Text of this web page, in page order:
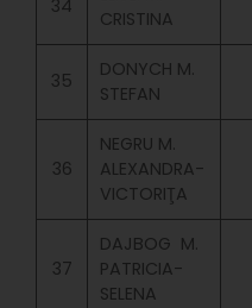
34
CRISTINA
35
DONYCH M.
STEFAN
36
NEGRU M.
ALEXANDRA-
VICTORIŢA
37
DAJBOG M.
PATRICIA-
SELENA